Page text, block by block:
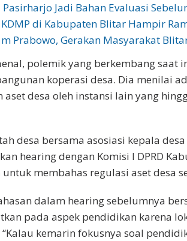
Pasirharjo Jadi Bahan Evaluasi
di Kabupaten Blitar Hampir
Prabowo, Gerakan Masyarakat
polemik yang berkembang saat
koperasi desa. Dia menilai
desa oleh instansi lain yang
desa bersama asosiasi kepala
hearing dengan Komisi I DPRD
membahas regulasi aset desa
dalam hearing sebelumnya
pada aspek pendidikan karena
kemarin fokusnya soal